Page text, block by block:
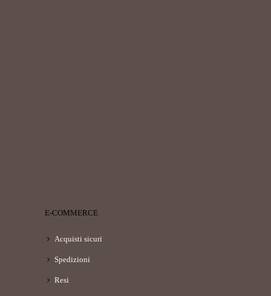
E-COMMERCE
Acquisti sicuri
Spedizioni
Resi